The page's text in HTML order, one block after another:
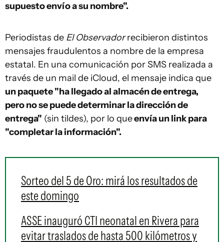
supuesto envío a su nombre".
Periodistas de El Observadorrecibieron distintos
mensajes fraudulentos a nombre de la empresa
estatal. En una comunicación por SMS realizada a
través de un mail de iCloud, el mensaje indica que
un paquete "ha llegado al almacén de entrega,
pero no se puede determinar la dirección de
entrega" (sin tildes), por lo queenvía un link para
"completar la información".
Sorteo del 5 de Oro: mirá los resultados de
este domingo
ASSE inauguró CTI neonatal en Rivera para
evitar traslados de hasta 500 kilómetros y